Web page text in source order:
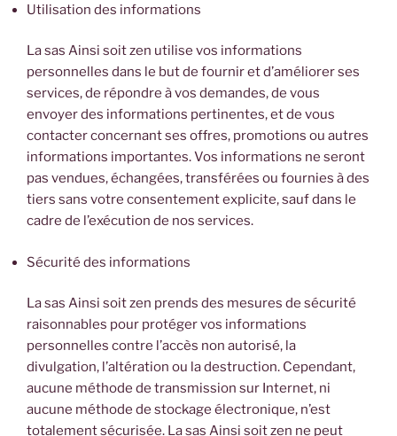
Utilisation des informations
La sas Ainsi soit zen utilise vos informations
personnelles dans le but de fournir et d’améliorer ses
services, de répondre à vos demandes, de vous
envoyer des informations pertinentes, et de vous
contacter concernant ses offres, promotions ou autres
informations importantes. Vos informations ne seront
pas vendues, échangées, transférées ou fournies à des
tiers sans votre consentement explicite, sauf dans le
cadre de l’exécution de nos services.
Sécurité des informations
La sas Ainsi soit zen prends des mesures de sécurité
raisonnables pour protéger vos informations
personnelles contre l’accès non autorisé, la
divulgation, l’altération ou la destruction. Cependant,
aucune méthode de transmission sur Internet, ni
aucune méthode de stockage électronique, n’est
totalement sécurisée. La sas Ainsi soit zen ne peut